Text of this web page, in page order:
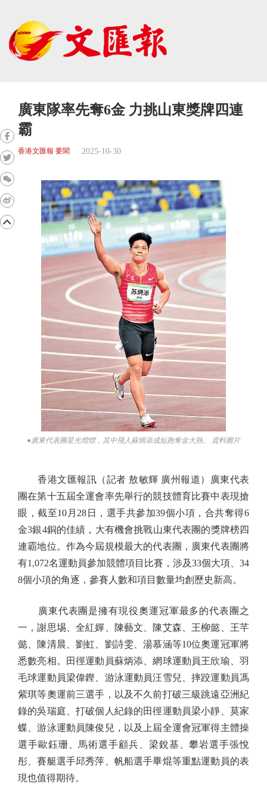
廣東隊率先奪6金 力挑山東獎牌四連
霸
香港文匯報 要聞 2025-10-30
●廣東代表團星光熠熠，其中飛人蘇炳添成短跑奪金大熱。 資料圖片
香港文匯報訊（記者 敖敏輝 廣州報道）廣東代表
團在第十五屆全運會率先舉行的競技體育比賽中表現搶
眼，截至10月28日，選手共參加39個小項，合共奪得6
金3銀4銅的佳績，大有機會挑戰山東代表團的獎牌榜四
連霸地位。作為今屆規模最大的代表團，廣東代表團將
有1,072名運動員參加競體項目比賽，涉及33個大項、34
8個小項的角逐，參賽人數和項目數量均創歷史新高。
廣東代表團是擁有現役奧運冠軍最多的代表團之
一，謝思埸、全紅嬋、陳藝文、陳艾森、王柳懿、王芊
懿、陳清晨、劉虹、劉詩雯、湯慕涵等10位奧運冠軍將
悉數亮相。田徑運動員蘇炳添、網球運動員王欣瑜、羽
毛球運動員梁偉鏗、游泳運動員汪雪兒、摔跤運動員馮
紫琪等奧運前三選手，以及不久前打破三級跳遠亞洲紀
錄的吳瑞庭、打破個人紀錄的田徑運動員梁小靜、莫家
蝶、游泳運動員陳俊兒，以及上屆全運會冠軍得主體操
選手歐鈺珊、馬術選手顧兵、梁銳基、攀岩選手張悅
彤、賽艇選手邱秀萍、帆船選手畢焜等重點運動員的表
現也值得期待。